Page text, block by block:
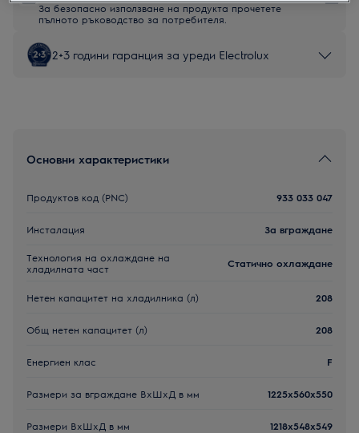
За безопасно използване на продукта прочетете
пълното ръководство за потребителя.
2+3 години гаранция за уреди Electrolux
Основни характеристики
Продуктов код (PNC) 933 033 047
Инсталация За вграждане
Технология на охлаждане на
хладилната част
Статично охлаждане
Нетен капацитет на хладилника (л) 208
Общ нетен капацитет (л) 208
Енергиен клас F
Размери за вграждане ВxШxД в мм 1225x560x550
Размери ВxШxД в мм 1218x548x549